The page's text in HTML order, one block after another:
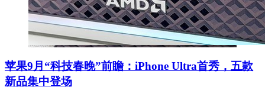
苹果9月“科技春晚”前瞻：iPhone Ultra首秀，五款
新品集中登场